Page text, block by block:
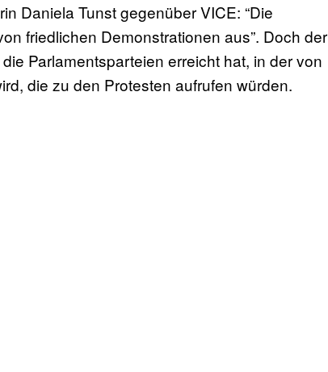
Daniela Tunst gegenüber VICE: “Die
friedlichen Demonstrationen aus”. Doch der
Parlamentsparteien erreicht hat, in der von
die zu den Protesten aufrufen würden.